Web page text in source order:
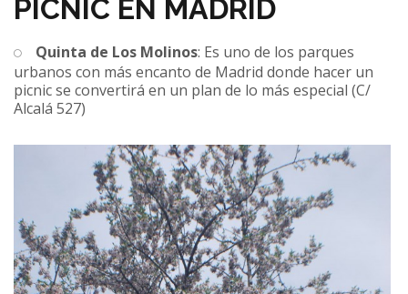
PICNIC EN MADRID
Quinta de Los Molinos: Es uno de los parques
urbanos con más encanto de Madrid donde hacer un
picnic se convertirá en un plan de lo más especial (C/
Alcalá 527)